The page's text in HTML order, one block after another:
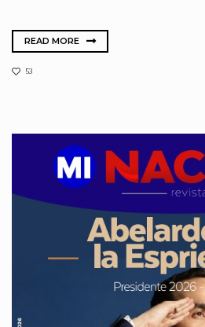
READ MORE
53